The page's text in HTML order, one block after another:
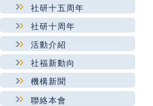
社研十五周年
社研十周年
活動介紹
社福新動向
機構新聞
聯絡本會